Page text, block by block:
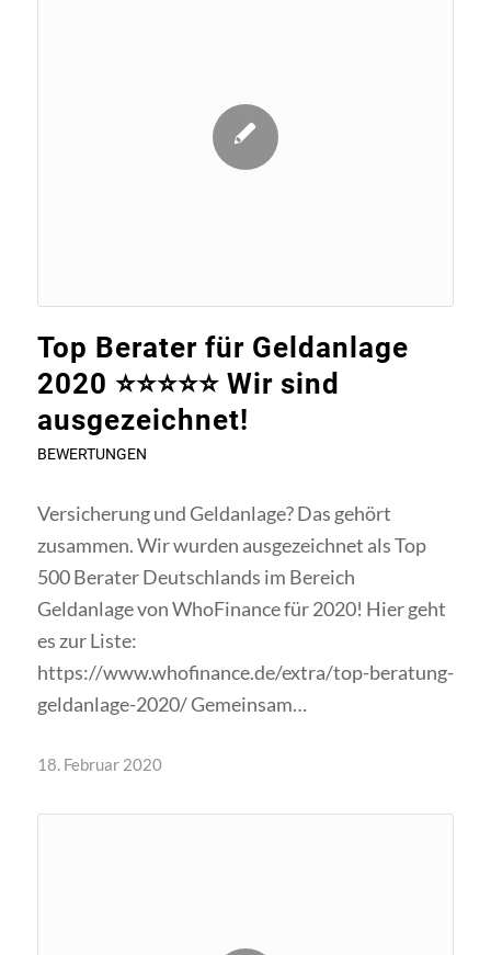
Top Berater für Geldanlage
2020 ⭐⭐⭐⭐⭐ Wir sind
ausgezeichnet!
BEWERTUNGEN
Versicherung und Geldanlage? Das gehört
zusammen. Wir wurden ausgezeichnet als Top
500 Berater Deutschlands im Bereich
Geldanlage von WhoFinance für 2020! Hier geht
es zur Liste:
https://www.whofinance.de/extra/top-beratung-
geldanlage-2020/ Gemeinsam…
18. Februar 2020